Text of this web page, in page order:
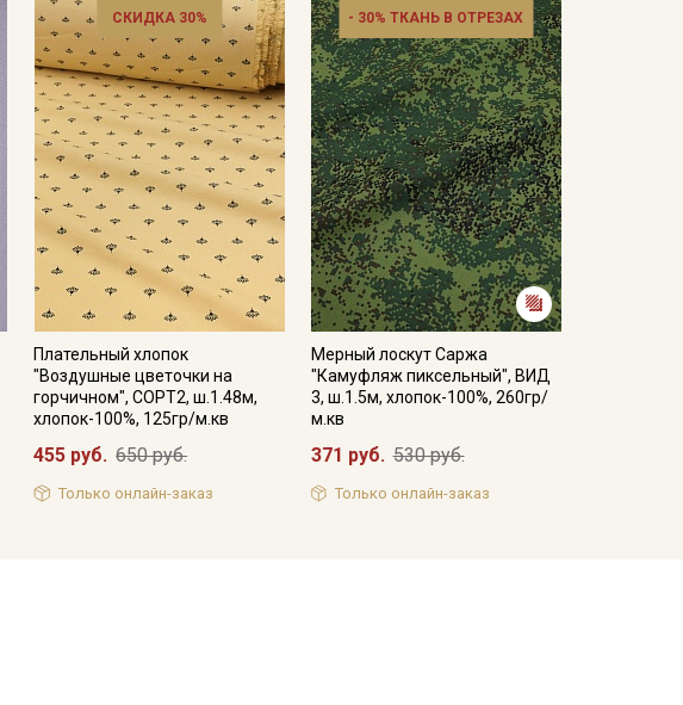
СКИДКА 30%
Плательный хлопок
"Воздушные цветочки на
горчичном", СОРТ2, ш.1.48м,
хлопок-100%, 125гр/м.кв
455 руб. 650 руб.
Только онлайн-заказ
- 30% ТКАНЬ В ОТРЕЗАХ
Мерный лоскут Саржа
"Камуфляж пиксельный", ВИД
3, ш.1.5м, хлопок-100%, 260гр/
м.кв
371 руб. 530 руб.
Только онлайн-заказ